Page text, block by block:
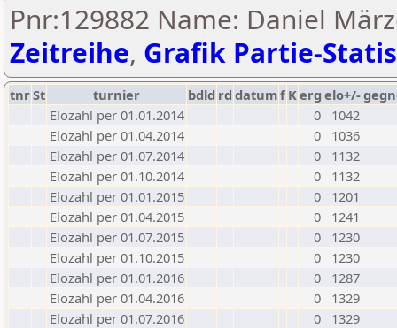
Pnr:129882 Name: Daniel
Zeitreihe, Grafik Partie-
tnrSt turnier bdld rd datumf Kerg elo+/-
Elozahl per 01.01.2014
0
1042
Elozahl per 01.04.2014
0
1036
Elozahl per 01.07.2014
0
1132
Elozahl per 01.10.2014
0
1132
Elozahl per 01.01.2015
0
1201
Elozahl per 01.04.2015
0
1241
Elozahl per 01.07.2015
0
1230
Elozahl per 01.10.2015
0
1230
Elozahl per 01.01.2016
0
1287
Elozahl per 01.04.2016
0
1329
Elozahl per 01.07.2016
0
1329